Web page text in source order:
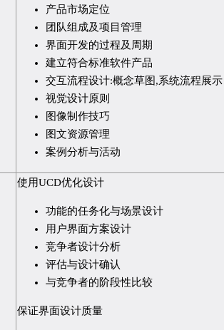
产品市场定位
团队组成及项目管理
界面开发的过程及周期
建立符合标准软件产品
交互流程设计:概念草图,系统流程展示
视觉设计原则
图像制作技巧
图文资源管理
案例分析与活动
使用UCD优化设计
功能的任务化与场景设计
用户界面方案设计
竞争者设计分析
评估与设计确认
与竞争者的阶段性比较
保证界面设计质量